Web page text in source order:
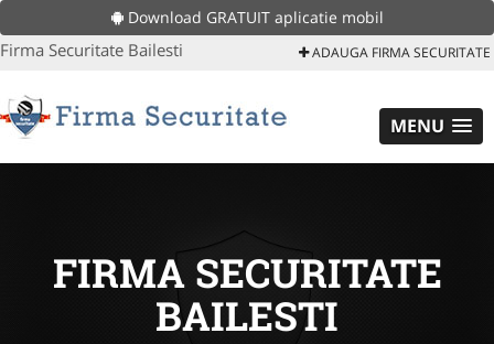
Download GRATUIT aplicatie mobil
Firma Securitate Bailesti ADAUGA FIRMA SECURITATE
MENU
FIRMA SECURITATE
BAILESTI